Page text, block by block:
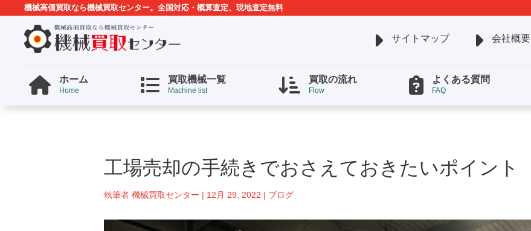
機械高価買取なら機械買取センター。全国対応・概算査定、現地査定無料
サイトマップ 会社概要
ホーム
Home
買取機械一覧
Machine list
買取の流れ
Flow
よくある質問
FAQ
工場売却の手続きでおさえておきたいポイント
執筆者 機械買取センター | 12月 29, 2022 | ブログ